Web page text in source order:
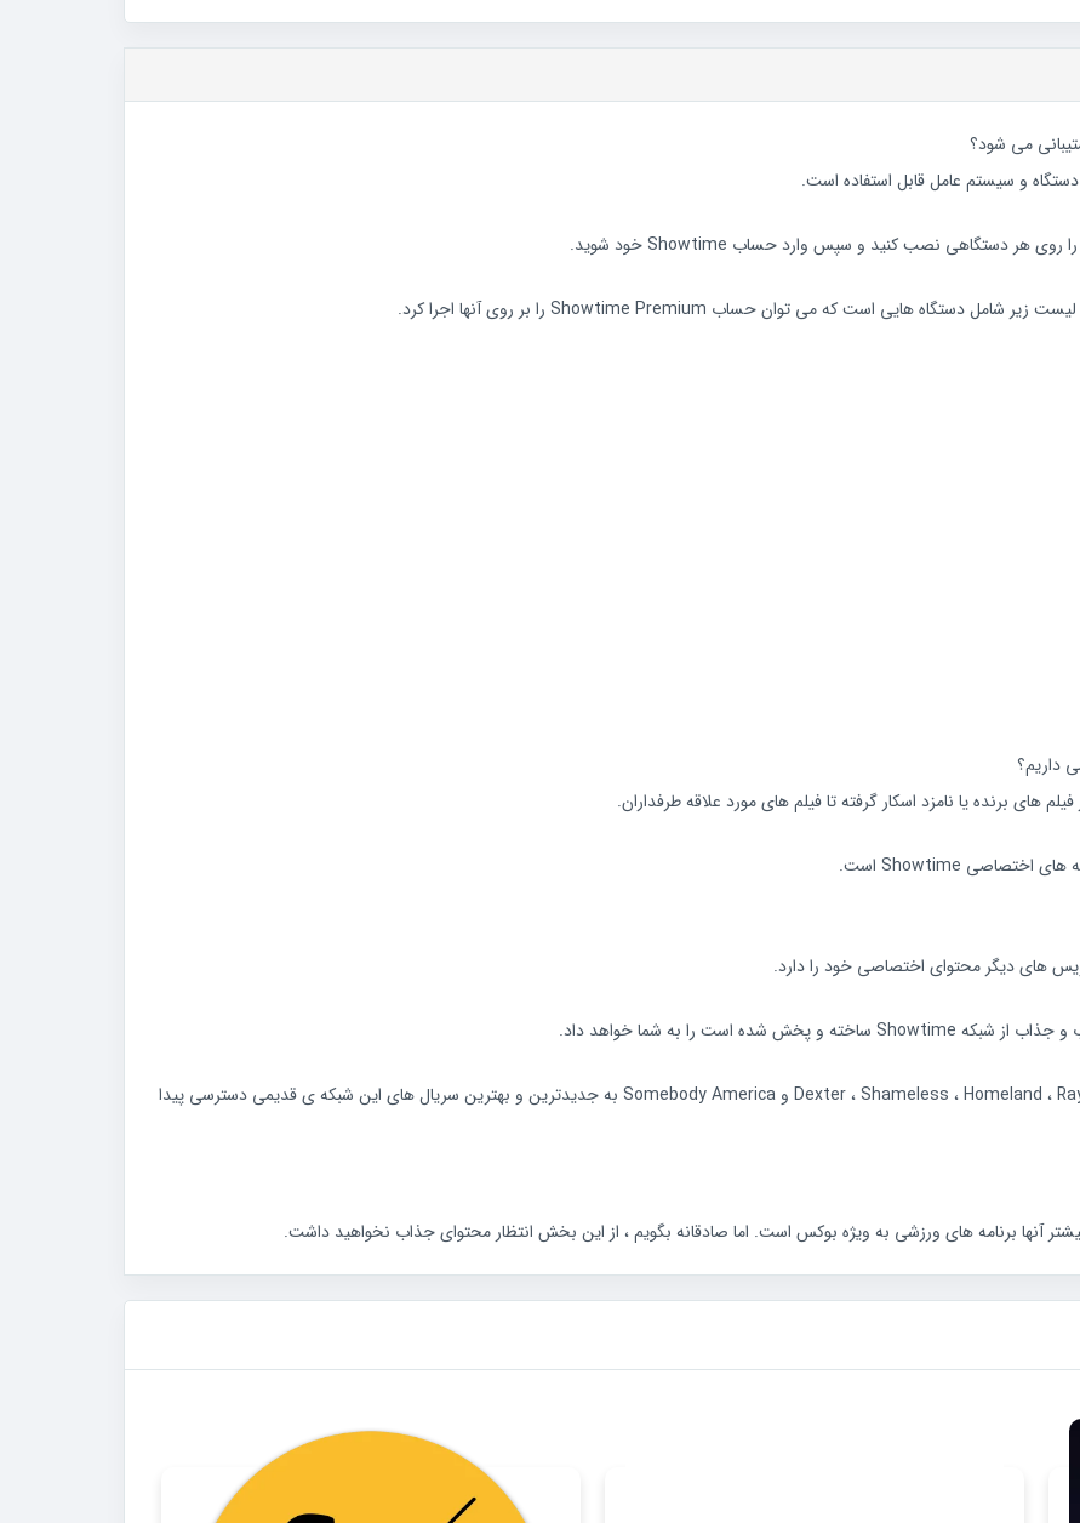
های برنده یا نامزد اسکار گرفته تا فیلم های مورد علاقه طرفداران.
سریال محبوبی مثل : Dexter ، Shameless ، Homeland ، Ray Ra Donavan ، Masters of Horror و Somebody America به جدیدترین و بهترین سریال های این شبکه ی قدیمی دسترسی پیدا